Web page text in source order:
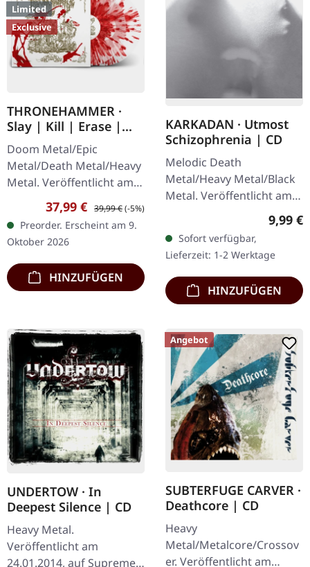
Limited
Exclusive
THRONEHAMMER ·
Slay | Kill | Erase |
BLOOD SPLATTER 2LP
Doom Metal/Epic
Metal/Death Metal/Heavy
Metal. Veröffentlicht am
09.10.2026, auf Supreme
Chaos Records. Crystal
Clear/Blood Splatter
Doppel-Vinyl im…
Verkaufspreis:
37,99 € Regulärer Preis:
39,99 €(-5%)
Preorder. Erscheint am 9.
Oktober 2026
HINZUFÜGEN
KARKADAN · Utmost
Schizophrenia | CD
Melodic Death
Metal/Heavy Metal/Black
Metal. Veröffentlicht am
08.03.2004, auf Supreme
Chaos Records. CD im
Jewelcase mit 16-seitigem
Booklet.…
9,99 €
Sofort verfügbar,
Lieferzeit: 1-2 Werktage
HINZUFÜGEN
UNDERTOW · In
Deepest Silence | CD
Heavy Metal.
Veröffentlicht am
24.01.2014, auf Supreme
Angebot
SUBTERFUGE CARVER ·
Deathcore | CD
Heavy
Metal/Metalcore/Crossov
er. Veröffentlicht am